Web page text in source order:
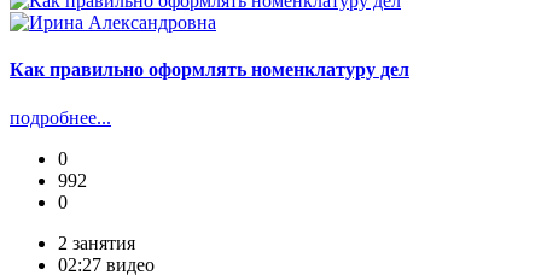
Как правильно оформлять номенклатуру дел
подробнее...
0
992
0
2 занятия
02:27 видео